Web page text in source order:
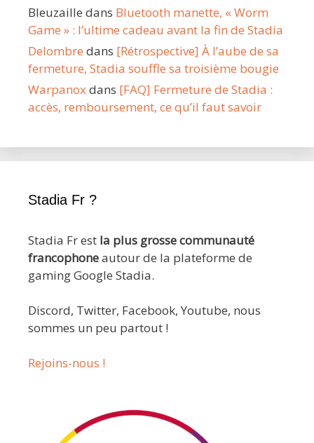
Bleuzaille dans Bluetooth manette, « Worm
Game » : l’ultime cadeau avant la fin de Stadia
Delombre dans [Rétrospective] À l’aube de sa
fermeture, Stadia souffle sa troisième bougie
Warpanoxdans [FAQ] Fermeture de Stadia :
accès, remboursement, ce qu’il faut savoir
Stadia Fr ?
Stadia Fr est la plus grosse communauté
francophoneautour de la plateforme de
gaming Google Stadia.
Discord, Twitter, Facebook, Youtube, nous
sommes un peu partout !
Rejoins-nous !